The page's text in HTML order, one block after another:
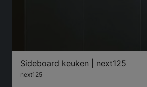
Sideboard keuken | next125
next125